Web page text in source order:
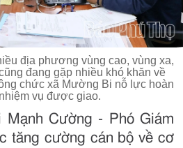
địa phương vùng cao, vùng xa,
đang gặp nhiều khó khăn về
chức xã Mường Bi nỗ lực hoàn
vụ được giao.
Mạnh Cường - Phó Giám
tăng cường cán bộ về cơ